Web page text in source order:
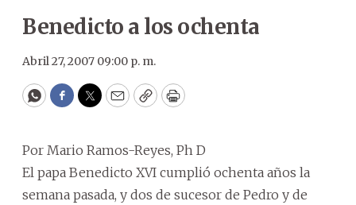
Benedicto a los ochenta
Abril 27, 2007 09:00 p. m.
WhatsApp
Facebook
Twitter
EmailCopyPrint
Por Mario Ramos-Reyes, Ph D
El papa Benedicto XVI cumplió ochenta años la
semana pasada, y dos de sucesor de Pedro y de